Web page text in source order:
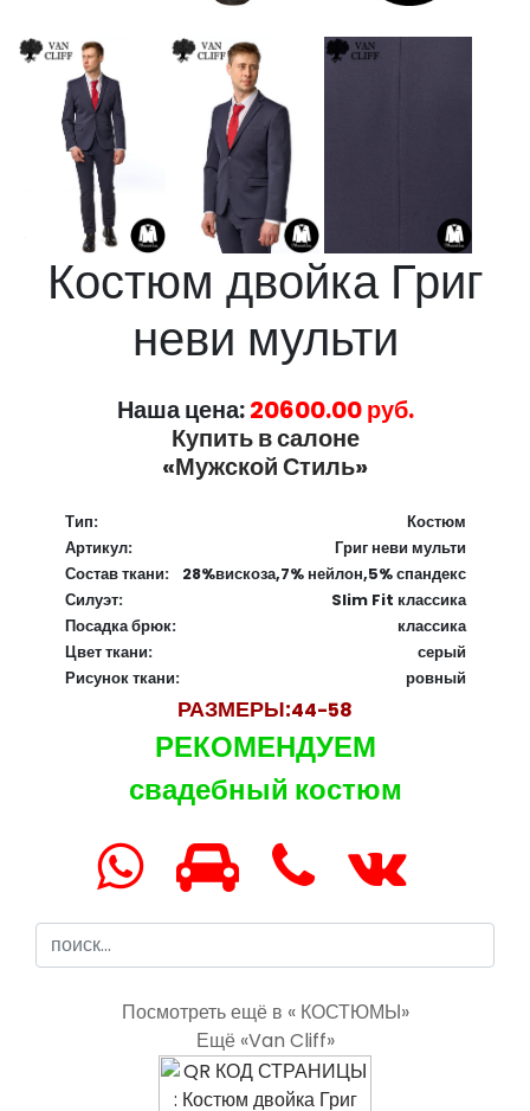
Костюм двойка Григ
неви мульти
Наша цена:20600.00 руб.
Купить в салоне
«Мужской Стиль»
Тип:
Костюм
Артикул:
Григ неви мульти
Состав ткани:
28%вискоза,7% нейлон,5% спандекс
Силуэт:
Slim Fit классика
Посадка брюк:
классика
Цвет ткани:
серый
Рисунок ткани:
ровный
РАЗМЕРЫ:44-58
РЕКОМЕНДУЕМ
свадебный костюм
Посмотреть ещё в « КОСТЮМЫ»
Ещё «Van Cliff»